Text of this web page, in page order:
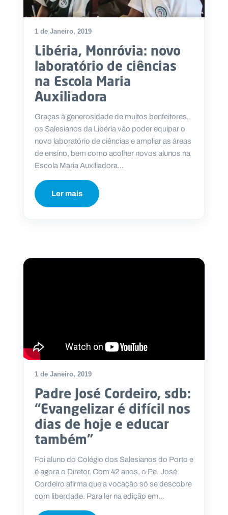
1 de Janeiro, 2019
Libéria, Monróvia: novo
laboratório de ciências
na Escola Maria
Auxiliadora
Graças à generosidade de muitos benfeitores,
os Salesianos da Libéria vão poder equipar o
novo laboratório de ciências e ampliar as áreas
de ensino, bem como acolher novos alunos na
Escola Maria Auxiliadora...
Ler mais
1 de Janeiro, 2019
Padre José Cordeiro, sdb:
“Evangelizar é difícil nos
dias de hoje e educar
também”
Foi aluno do Colégio dos Salesianos do Porto e
é agora o Diretor. Com 42 anos, o Pe. José
Cordeiro afirma que a vocação só se descobre
com liberdade. Para ler na edição em...